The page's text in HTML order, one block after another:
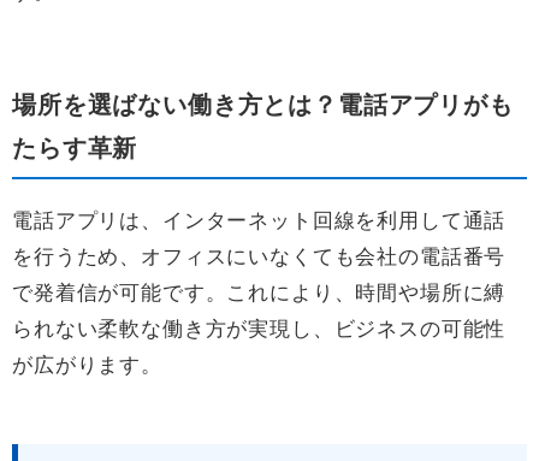
場所を選ばない働き方とは？電話アプリがも
たらす革新
電話アプリは、インターネット回線を利用して通話
を行うため、オフィスにいなくても会社の電話番号
で発着信が可能です。これにより、時間や場所に縛
られない柔軟な働き方が実現し、ビジネスの可能性
が広がります。